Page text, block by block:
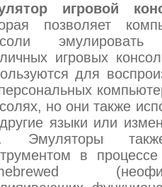
игровой
позволяет
игровых
для
но они также
языки или
Эмуляторы
в